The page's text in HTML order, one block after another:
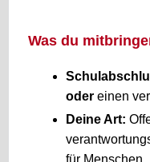
Was du
oder einen
Deine Art: